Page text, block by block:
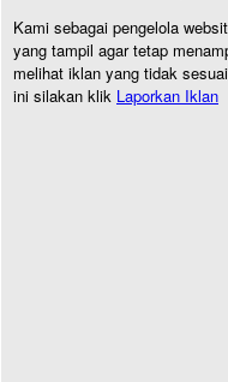
Kami sebagai pengelola
yang tampil agar tetap
melihat iklan yang tidak
ini silakan klik Laporkan Iklan